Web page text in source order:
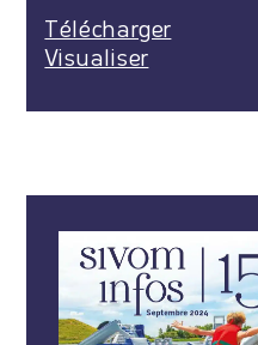
Télécharger
Visualiser